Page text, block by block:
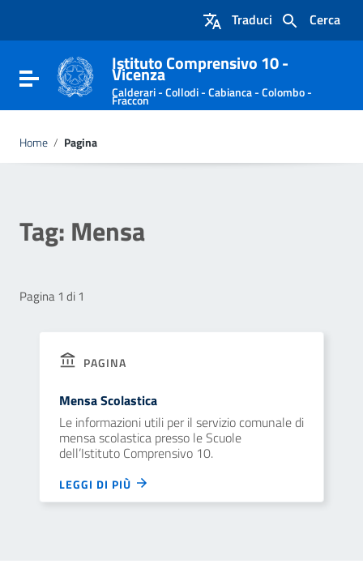
Vai al footer
Cerca
Traduci
Attiva / disattiva la navigazione
Istituto Comprensivo 10 -
Vicenza
Calderari - Collodi - Cabianca - Colombo -
Fraccon
Home / Pagina
Tag: Mensa
Pagina 1 di 1
PAGINA
Mensa Scolastica
Le informazioni utili per il servizio comunale di
mensa scolastica presso le Scuole
dell’Istituto Comprensivo 10.
LEGGI DI PIÙ